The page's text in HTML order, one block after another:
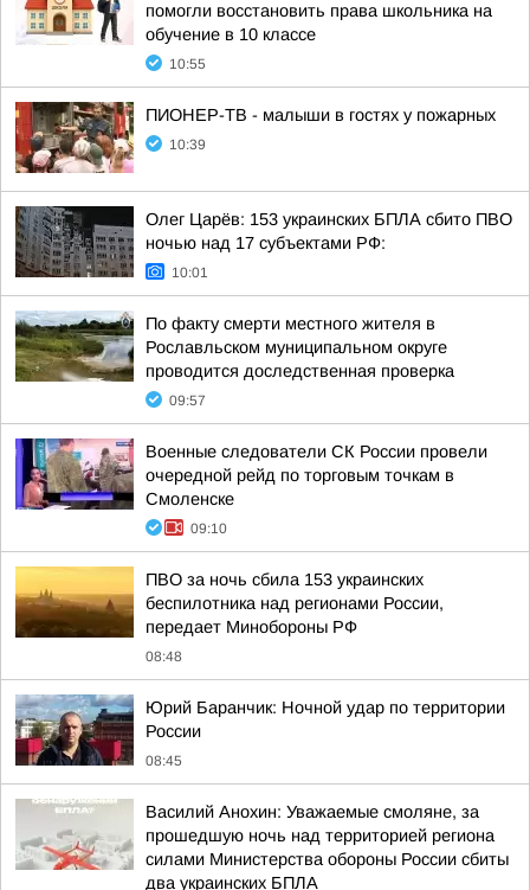
помогли восстановить права школьника на
обучение в 10 классе
10:55
ПИОНЕР-ТВ - малыши в гостях у пожарных
10:39
Олег Царёв: 153 украинских БПЛА сбито ПВО
ночью над 17 субъектами РФ:
10:01
По факту смерти местного жителя в
Рославльском муниципальном округе
проводится доследственная проверка
09:57
Военные следователи СК России провели
очередной рейд по торговым точкам в
Смоленске
09:10
ПВО за ночь сбила 153 украинских
беспилотника над регионами России,
передает Минобороны РФ
08:48
Юрий Баранчик: Ночной удар по территории
России
08:45
Василий Анохин: Уважаемые смоляне, за
прошедшую ночь над территорией региона
силами Министерства обороны России сбиты
два украинских БПЛА